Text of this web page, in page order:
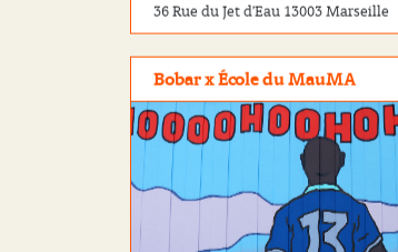
36 Rue du Jet d’Eau 13003 Marseille
Bobar x École du MauMA